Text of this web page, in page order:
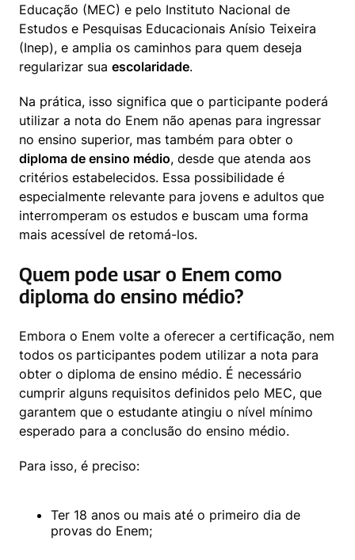
Educação (MEC) e pelo Instituto Nacional de
Estudos e Pesquisas Educacionais Anísio Teixeira
(Inep), e amplia os caminhos para quem deseja
regularizar sua escolaridade.
Na prática, isso significa que o participante poderá
utilizar a nota do Enem não apenas para ingressar
diploma de ensino médio, desde que atenda aos
critérios estabelecidos. Essa possibilidade é
especialmente relevante para jovens e adultos que
interromperam os estudos e buscam uma forma
mais acessível de retomá-los.
Quem pode usar o Enem como
diploma do ensino médio?
Embora o Enem volte a oferecer a certificação, nem
todos os participantes podem utilizar a nota para
obter o diploma de ensino médio. É necessário
cumprir alguns requisitos definidos pelo MEC, que
garantem que o estudante atingiu o nível mínimo
esperado para a conclusão do ensino médio.
Para isso, é preciso:
Ter 18 anos ou mais até o primeiro dia de
provas do Enem;